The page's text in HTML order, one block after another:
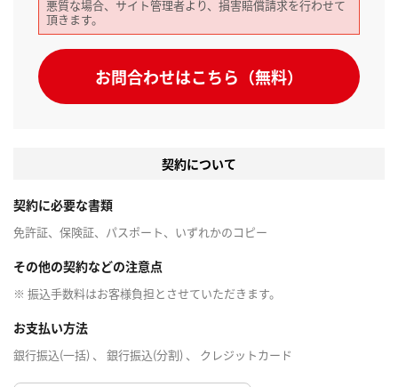
悪質な場合、サイト管理者より、損害賠償請求を行わせて
頂きます。
お問合わせはこちら（無料）
契約について
契約に必要な書類
免許証、保険証、パスポート、いずれかのコピー
その他の契約などの注意点
※ 振込手数料はお客様負担とさせていただきます。
お支払い方法
銀行振込(一括) 、 銀行振込(分割) 、 クレジットカード